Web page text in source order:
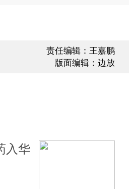
责任编辑：王嘉鹏
版面编辑：边放
入华